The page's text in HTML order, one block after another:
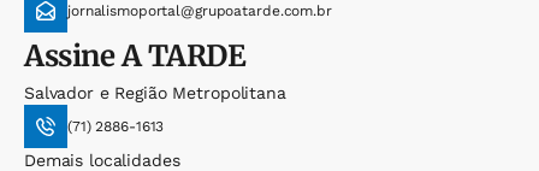
jornalismoportal@grupoatarde.com.br
AssineA TARDE
Salvador e Região Metropolitana
(71) 2886-1613
Demais localidades